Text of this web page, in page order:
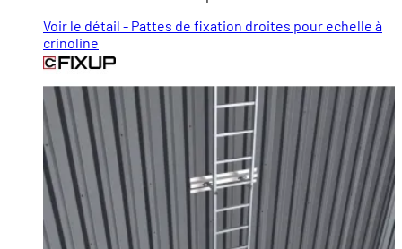
Voir le détail - Pattes de fixation droites pour echelle à
crinoline